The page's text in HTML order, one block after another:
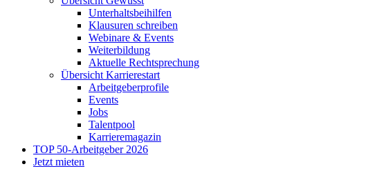
Unterhaltsbeihilfen
Klausuren schreiben
Webinare & Events
Weiterbildung
Aktuelle Rechtsprechung
Übersicht Karrierestart
Arbeitgeberprofile
Events
Jobs
Talentpool
Karrieremagazin
TOP 50-Arbeitgeber 2026
Jetzt mieten